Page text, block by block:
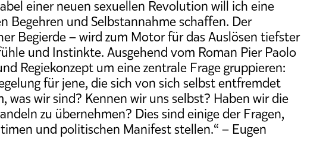
einer neuen sexuellen Revolution will ich eine
Begehren und Selbstannahme schaffen. Der
Begierde – wird zum Motor für das Auslösen tiefster
und Instinkte. Ausgehend vom Roman Pier Paolo
Regiekonzept um eine zentrale Frage gruppieren:
für jene, die sich von sich selbst entfremdet
was wir sind? Kennen wir uns selbst? Haben wir die
zu übernehmen? Dies sind einige der Fragen,
und politischen Manifest stellen.“ – Eugen